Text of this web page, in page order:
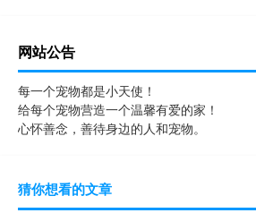
网站公告
每一个宠物都是小天使！
给每个宠物营造一个温馨有爱的家！
心怀善念，善待身边的人和宠物。
猜你想看的文章